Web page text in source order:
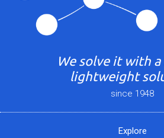
We solve it with
lightweight
since 1948
Explore